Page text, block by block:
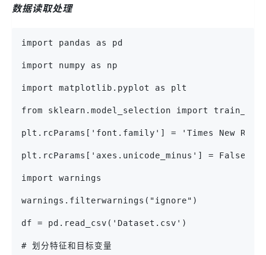
数据读取处理
import pandas as pd
import numpy as np
import matplotlib.pyplot as plt
from sklearn.model_selection import
plt.rcParams['font.family'] = 'Times New
plt.rcParams['axes.unicode_minus'] = False
import warnings
warnings.filterwarnings("ignore")
df = pd.read_csv('Dataset.csv')
# 划分特征和目标变量